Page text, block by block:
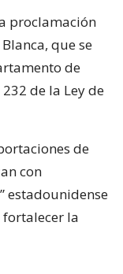
proclamación
que se
de
de la Ley de
de
con
estadounidense
la